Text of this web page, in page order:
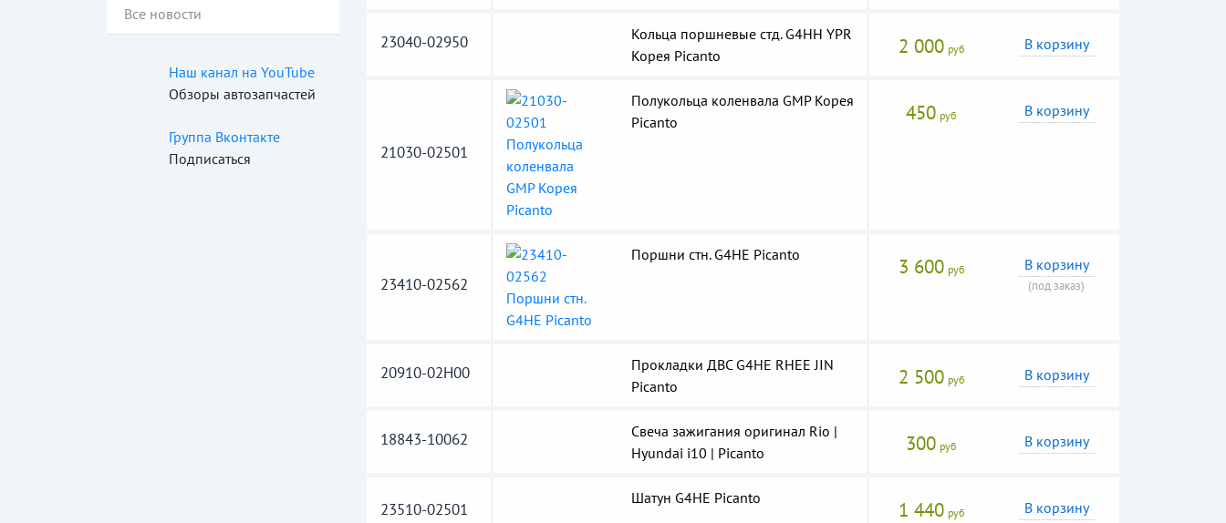
Все новости
Наш канал на YouTube
Обзоры автозапчастей
Группа Вконтакте
Подписаться
23040-02950
Кольца поршневые стд. G4HH YPR
Корея Picanto
2 000 руб В корзину
21030-02501
Полукольца коленвала GMP Корея
Picanto
450 руб В корзину
23410-02562
Поршни стн. G4HE Picanto 3 600 руб В корзину
(под заказ)
20910-02H00
Прокладки ДВС G4HE RHEE JIN
Picanto
2 500 руб В корзину
18843-10062
Свеча зажигания оригинал Rio |
Hyundai i10 | Picanto
300 руб В корзину
23510-02501
Шатун G4HE Picanto 1 440 руб В корзину